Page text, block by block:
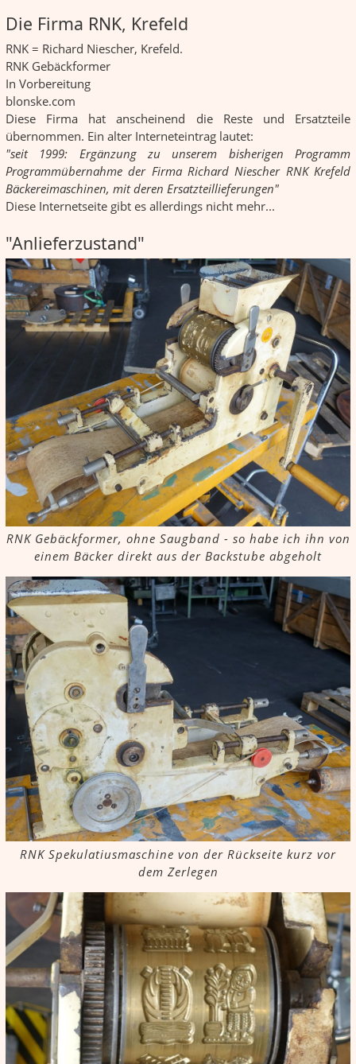
Die Firma RNK, Krefeld
RNK = Richard Niescher, Krefeld.
RNK Gebäckformer
In Vorbereitung
blonske.com
Diese Firma hat anscheinend die Reste und Ersatzteile
übernommen. Ein alter Interneteintrag lautet:
"seit 1999: Ergänzung zu unserem bisherigen Programm
Programmübernahme der Firma Richard Niescher RNK Krefeld
Bäckereimaschinen, mit deren Ersatzteillieferungen"
Diese Internetseite gibt es allerdings nicht mehr...
"Anlieferzustand"
RNK Gebäckformer, ohne Saugband - so habe ich ihn von
einem Bäcker direkt aus der Backstube abgeholt
RNK Spekulatiusmaschine von der Rückseite kurz vor
dem Zerlegen